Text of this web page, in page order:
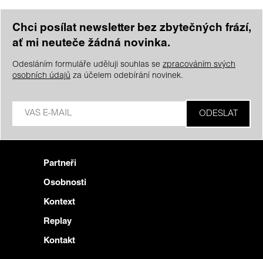
Chci posílat newsletter bez zbytečných frází,
ať mi neuteče žádná novinka.
Odesláním formuláře uděluji souhlas se zpracováním svých
osobních údajů za účelem odebírání novinek.
Partneři
Osobnosti
Kontext
Replay
Kontakt